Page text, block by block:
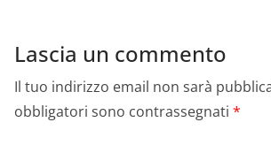
Lascia un commento
Il tuo indirizzo email non sarà
obbligatori sono contrassegnati *